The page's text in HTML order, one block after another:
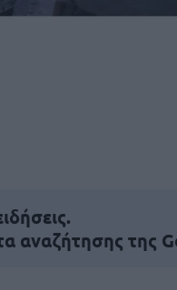
αναζήτησης της